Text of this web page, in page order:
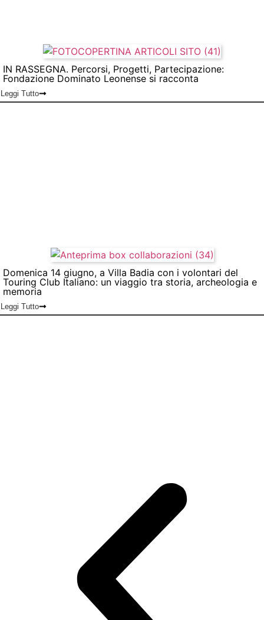
IN RASSEGNA. Percorsi, Progetti, Partecipazione:
Fondazione Dominato Leonense si racconta
Leggi Tutto
Domenica 14 giugno, a Villa Badia con i volontari del
Touring Club Italiano: un viaggio tra storia, archeologia e
memoria
Leggi Tutto